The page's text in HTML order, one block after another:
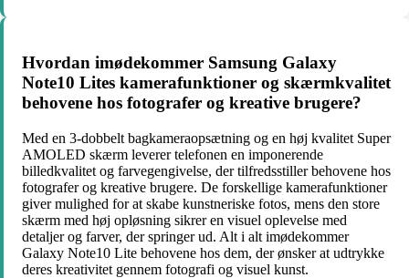
Hvordan imødekommer Samsung Galaxy
Note10 Lites kamerafunktioner og skærmkvalitet
behovene hos fotografer og kreative brugere?
Med en 3-dobbelt bagkameraopsætning og en høj kvalitet Super
AMOLED skærm leverer telefonen en imponerende
billedkvalitet og farvegengivelse, der tilfredsstiller behovene hos
fotografer og kreative brugere. De forskellige kamerafunktioner
giver mulighed for at skabe kunstneriske fotos, mens den store
skærm med høj opløsning sikrer en visuel oplevelse med
detaljer og farver, der springer ud. Alt i alt imødekommer
Galaxy Note10 Lite behovene hos dem, der ønsker at udtrykke
deres kreativitet gennem fotografi og visuel kunst.